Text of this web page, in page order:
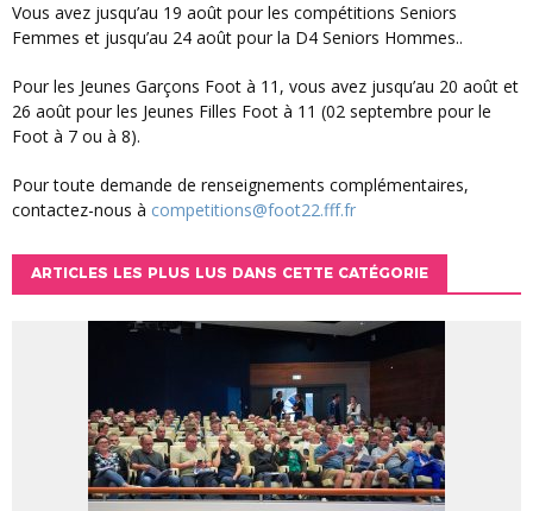
Vous avez jusqu’au 19 août pour les compétitions Seniors
Femmes et jusqu’au 24 août pour la D4 Seniors Hommes..
Pour les Jeunes Garçons Foot à 11, vous avez jusqu’au 20 août et
26 août pour les Jeunes Filles Foot à 11 (02 septembre pour le
Foot à 7 ou à 8).
Pour toute demande de renseignements complémentaires,
contactez-nous à competitions@foot22.fff.fr
ARTICLES LES PLUS LUS DANS CETTE CATÉGORIE